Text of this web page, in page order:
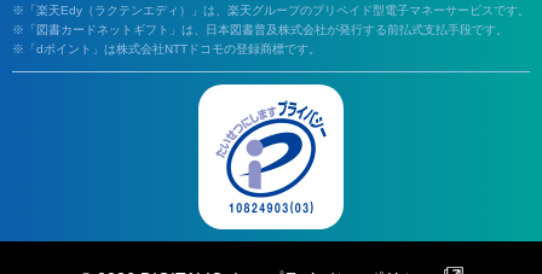
「楽天Edy（ラクテンエディ）」は、楽天グループのプリペイド型電子マネーサービスです。
「図書カードネットギフト」は、日本図書普及株式会社が発行する前払式支払手段です。
「dポイント」は株式会社NTTドコモの登録商標です。